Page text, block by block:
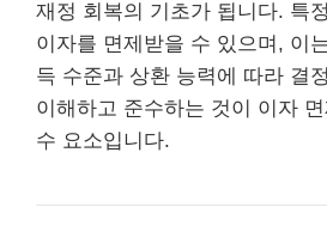
재정 회복의 기초가 됩니다. 특
이자를 면제받을 수 있으며, 이
득 수준과 상환 능력에 따라 결
이해하고 준수하는 것이 이자
수 요소입니다.